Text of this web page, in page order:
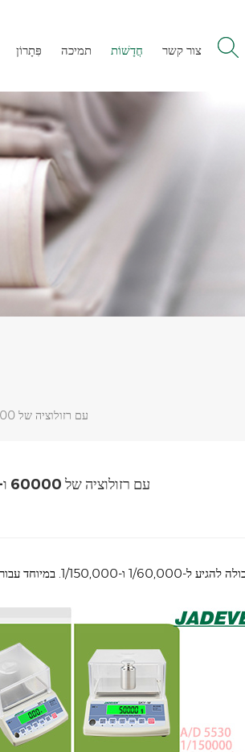
פִּתָרוֹן תמיכה חֲדָשׁוֹת צור קשר
JADEVER ברזולוציה גבוהה Labrotoray דיוק איזון SKY-W עם רזולוציה של 60000 ו-150000
JADEVER ברזולוציה גבוהה labrotoray דיוק איזון SKY-W עם רזולוציה של 60000 ו-150000